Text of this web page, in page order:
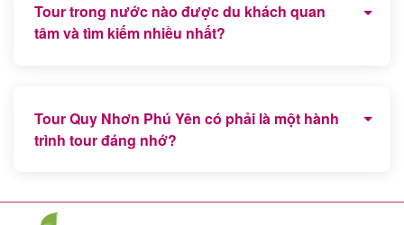
Tour trong nước nào được du khách quan
tâm và tìm kiếm nhiều nhất?
khách lựa chọn và đăng ký nhiều nhất.
Tour Quy Nhơn Phú Yên có phải là một hành
trình tour đáng nhớ?
mới còn hoang sơ với nhiều bãi biển đẹp trong xanh